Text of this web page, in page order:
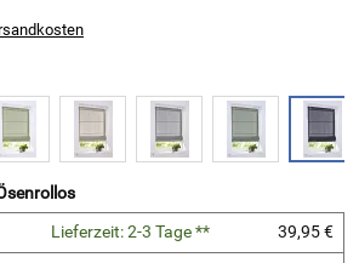
Lieferzeit: 2-3 Tage **
39,95 €